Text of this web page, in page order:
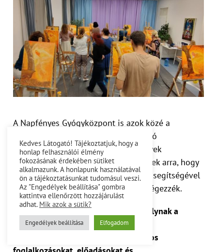
A Napfényes Gyógyközpont is azok közé a
természetes gyógymódokat alkalmazó
kezdeményezések közé tartozik, melyek
különlegesen nagy hangsúlyt fektetnek arra, hogy
munkájukat jól képzett szakemberek segítségével
megbízhatóan, magas színvonalon végezzék.
Igényes környezetben,
9 szobában folynak a
kezelések, amelyek közül a2
rendszeresen csoportos
Kedves Látogató! Tájékoztatjuk, hogy a
honlap felhasználói élmény
fokozásának érdekében sütiket
alkalmazunk. A honlapunk használatával
ön a tájékoztatásunkat tudomásul veszi.
Az "Engedélyek beállítása" gombra
kattintva ellenőrzött hozzájárulást
adhat. Mik azok a sütik?
Engedélyek beállítása Elfogadom